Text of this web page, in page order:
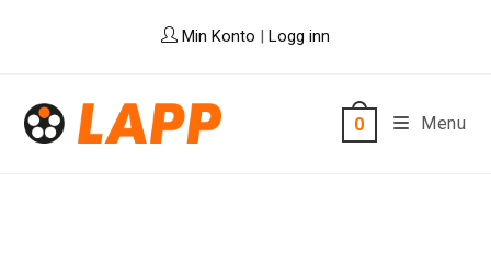
Min Konto | Logg inn
0 Menu